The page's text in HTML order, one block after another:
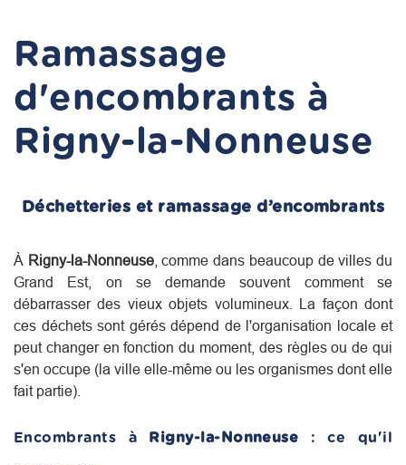
Ramassage
d'encombrants à
Rigny-la-Nonneuse
Déchetteries et ramassage d’encombrants
À Rigny-la-Nonneuse, comme dans beaucoup de villes du
Grand Est, on se demande souvent comment se
débarrasser des vieux objets volumineux. La façon dont
ces déchets sont gérés dépend de l'organisation locale et
peut changer en fonction du moment, des règles ou de qui
s'en occupe (la ville elle-même ou les organismes dont elle
fait partie).
Encombrants à Rigny-la-Nonneuse : ce qu'il